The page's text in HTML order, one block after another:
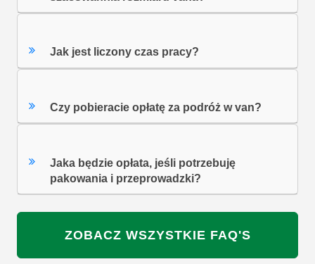
Jak jest liczony czas pracy?
Czy pobieracie opłatę za podróż w van?
Jaka będzie opłata, jeśli potrzebuję
pakowania i przeprowadzki?
ZOBACZ WSZYSTKIE FAQ'S